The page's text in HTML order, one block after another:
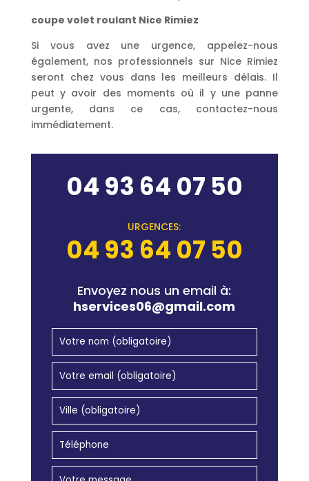
coupe volet roulant Nice Rimiez
Si vous avez une urgence, appelez-nous
également, nos professionnels sur Nice Rimiez
seront chez vous dans les meilleurs délais. Il
peut y avoir des moments où il y une panne
urgente, dans ce cas, contactez-nous
immédiatement.
04 93 64 07 50
URGENCES:
04 93 64 07 50
Envoyez nous un email à:
hservices06@gmail.com